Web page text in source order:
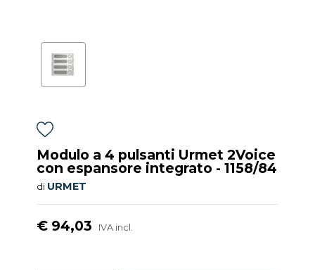
Modulo a 4 pulsanti Urmet 2Voice
con espansore integrato - 1158/84
di URMET
€ 94,03 IVA incl.